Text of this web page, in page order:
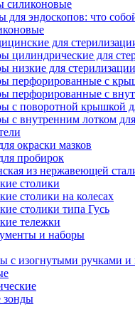
силиконовые
для эндоскопов: что
для
цилиндрические для
низкие для стерилизации
перфорированные с
перфорированные с
с поворотной крышкой
с внутренним лотком
окраски мазков
пробирок
из нержавеющей
столики
столики на колесах
столики типа Гусь
тележки
и наборы
с изогнутыми ручками и
зонды